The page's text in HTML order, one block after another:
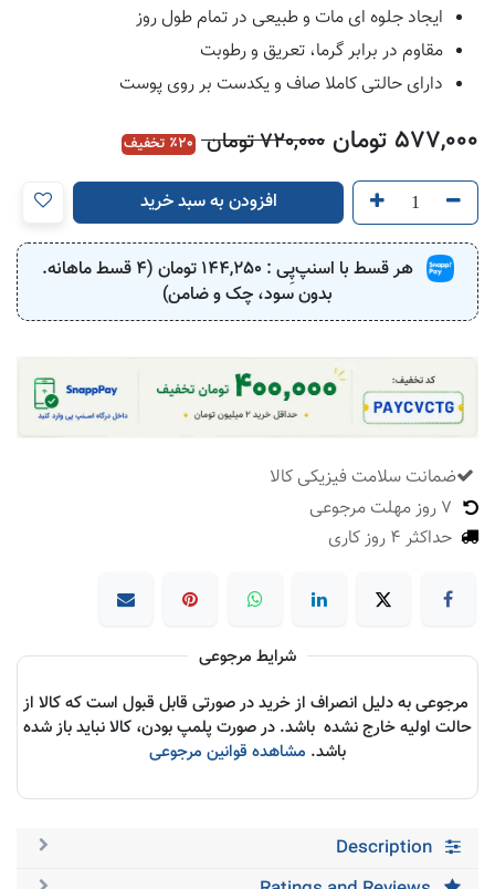
ایجاد جلوه ای مات و طبیعی در تمام طول روز
مقاوم در برابر گرما، تعریق و رطوبت
دارای حالتی کاملا صاف و یکدست بر روی پوست
577,000 تومان 720,000تومان 20٪ تخفیف
افزودن به سبد خرید
هر قسط با اسنپ‌پِی : 144,250
تومان (4 قسط ماهانه.
بدون سود، چک و ضامن)
ضمانت سلامت فیزیکی کالا
حداکثر 4 روز کاری
شرایط مرجوعی
مرجوعی به دلیل انصراف از خرید در صورتی قابل قبول است که کالا از
حالت اولیه خارج نشده باشد. در صورت پلمپ بودن، کالا نباید باز شده
باشد. مشاهده قوانین مرجوعی
Description